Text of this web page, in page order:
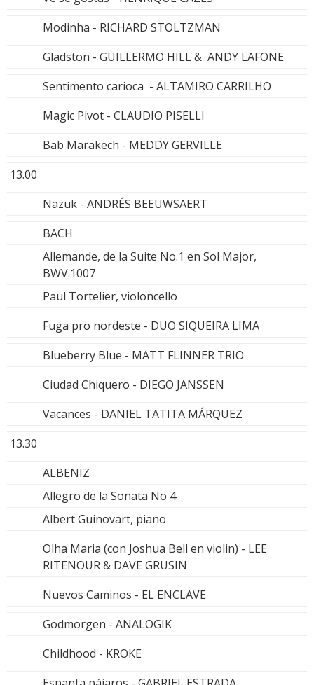
Modinha - RICHARD STOLTZMAN
Gladston - GUILLERMO HILL & ANDY LAFONE
Sentimento carioca - ALTAMIRO CARRILHO
Magic Pivot - CLAUDIO PISELLI
Bab Marakech - MEDDY GERVILLE
13.00
Nazuk - ANDRÉS BEEUWSAERT
BACH
Allemande, de la Suite No.1 en Sol Major,
BWV.1007
Paul Tortelier, violoncello
Fuga pro nordeste - DUO SIQUEIRA LIMA
Blueberry Blue - MATT FLINNER TRIO
Ciudad Chiquero - DIEGO JANSSEN
Vacances - DANIEL TATITA MÁRQUEZ
13.30
ALBENIZ
Allegro de la Sonata No 4
Albert Guinovart, piano
Olha Maria (con Joshua Bell en violin) - LEE
RITENOUR & DAVE GRUSIN
Nuevos Caminos - EL ENCLAVE
Godmorgen - ANALOGIK
Childhood - KROKE